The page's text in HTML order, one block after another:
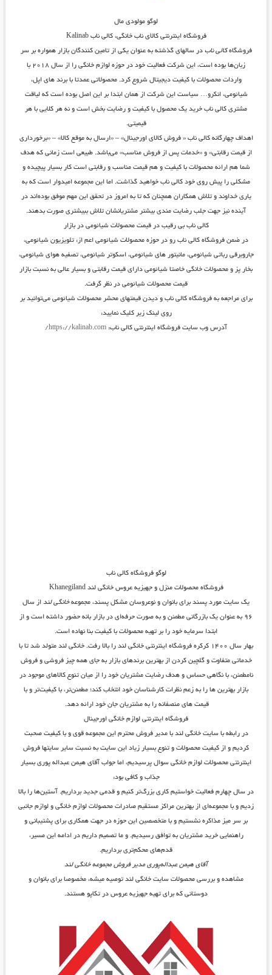
لوگو مولودی مال
فروشگاه اینترنتی کالای ناب خانگی، کالی ناب Kalinab
فروشگاهکالی ناب در سالهای گذشته به عنوان یکی از تامین کنندگان بازار همواره بر سر
زبان‌ها بوده است، این شرکت فعالیت خود در حوزه لوازم خانگی را از سال ۲۰۱۸ با
واردات محصولات با کیفیت دیجیتال شروع کرد. محصولاتی عمدتا با برند های اپل،
شیائومی، انکرو… سیاست این شرکت از همان ابتدا بر این اصل بوده است که لیاقت
مشتری کالی ناب خرید یک محصول با کیفیت و رضایت بخش است و نه هر کلایی با هر
قیمیتی.
اهداف چهارگانه کالی ناب « فروش کالای اورجینال» – «ارسال به موقع کالا» – «برخورداری
از قیمت رقابتی» و «خدمات پس از فروش مناسب» می‌باشد. طبیعی است زمانی که هدف
شما هم ارائه محصولات با کیفیت و هم قیمت مناسب و رقابتی است کار بسیار پیچیده و
مشکلی را پیش روی خود کالی ناب خواهید گذاشت. اما این مجموعه امیدوار است که به
یاری خداوند و تلاش همکاران همچنان که تا به امروز در تحقق این مهم موفق بوده‌اند در
آینده نیز جهت جلب رضایت مندی بیشتر مشتریانشان تلاش ببیشتری صورت بدهند.
کالی ناب بی رقیب در قیمت محصولات شیائومی در بازار
در ضمن فروشگاه کالی ناب رو در حوزه محصولات شیائومی اعم از: تلویزیون شیائومی،
جاروبرقی رباتی شیائومی، مانیتور های شیائومی، اسکوتر شیائومی، تصفیه هوای شیائومی،
بخار پز و محصولات خانگی خاصتا شیائومی دارای قیمت رقابتی و بسیار عالی به نسبت بازار
قیمت محصولات شیائومی در نظر گرفت.
برای مراجعه به فروشگاه کالی ناب و دیدن قیمتهای محشر محصولات شیائومی می‌توانید بر
روی لینک زیر کلیک نمایید:
آدرس وب سایت فروشگاه اینترنتی کالی ناب: https://kalinab.com/
لوگو فروشگاه کالی ناب
فروشگاه محصولات منزل و جهیزیه عروس خانگی لند Khanegiland
یک سایت مورد پسند برای بانوان و نوعروسان مشکل پسند، مجموعهخانگی لنداز سال
۹۶ به عنوان یک بازرگانی مطمئن و به صورت حرفه‌ای در
بازار بانهحضور داشته است و از
ابتدا سرمایه خود را بر تهیه محصولات با کیفیت بنا نهاده است.
بهار سال ۱۴۰۰ کرکره فروشگاه اینترنتی خانگی لند را بالا رفت. خانگی لند متولد شد تا با
خدماتی متفاوت و گلچین کردن از بهترین برندهای بازار به جای همه چیز فروشی و فروش
نامطمئن، با نگاهی حساس و هدف رضایت مشتریان خود را از میان تنوع کالاهای موجود در
بازار بهترین ها را به زعم نظرات کارشناسان خود انتخاب کند؛ مطمئن‌تر، با کیفیت‌تر و با
قیمت های منصفانه را به مشتریان جانِ خود ارائه دهد.
فروشگاه اینترنتی لوازم خانگی اورجینال
در رابطه با سایت خانگی لند با مدیر فروش محترم این مجموعه قوی و با کیفیت صحبت
کردیم و از کیفیت محصولات و تنوع بسیار زیاد این سایت به نسبت سایر سایتها فروش
اینترنتی محصولات لوازم خانگی سوال پرسیدیم، اما جواب آقای هیمن عبداله پوری بسیار
جذاب و کافی بود:
در سال چهارم فعالیت خواستیم کاری بزرگ‌تر کنیم و قدمی جدید برداریم. آستین‌ها را بالا
زدیم و با مجموعه‌ای از بهترین مراکز مستقیم صادرات محصولات لوازم خانگی و لوازم جانبی
بر سر میز مذاکره نشستیم و با متخصصین این حوزه در جهت همکاری برای پشتیبانی و
راهنمایی خرید مشتریان به توافق رسیدیم. و ما تصمیم داریم در ادامه این مسیر،
قدم‌های محکم‌تری برداریم.
آقای هیمن عبداله‌پوری مدیر فروش مجموعه خانگی لند
مشاهده و بررسی محصولات سایت خانگی لند توصیه میشه، مخصوصا برای بانوان و
دوستانی که برای تهیه جهیزیه عروس در تکاپو هستند.